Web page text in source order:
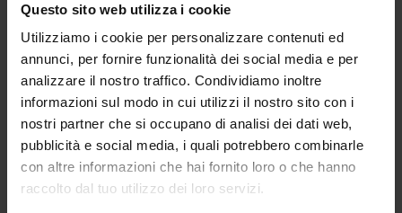
Questo sito web utilizza i cookie
Utilizziamo i cookie per personalizzare contenuti ed
annunci, per fornire funzionalità dei social media e per
analizzare il nostro traffico. Condividiamo inoltre
informazioni sul modo in cui utilizzi il nostro sito con i
nostri partner che si occupano di analisi dei dati web,
pubblicità e social media, i quali potrebbero combinarle
con altre informazioni che hai fornito loro o che hanno
raccolto dal tuo utilizzo dei loro servizi.
AGGIUNGI CAMERA
DATI DI CONTATTO